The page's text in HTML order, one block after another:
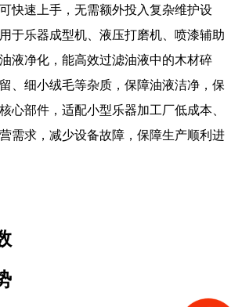
快速上手，无需额外投入复杂维护设
于乐器成型机、液压打磨机、喷漆辅助
液净化，能高效过滤油液中的木材碎
、细小绒毛等杂质，保障油液洁净，保
心部件，适配小型乐器加工厂低成本、
需求，减少设备故障，保障生产顺利进